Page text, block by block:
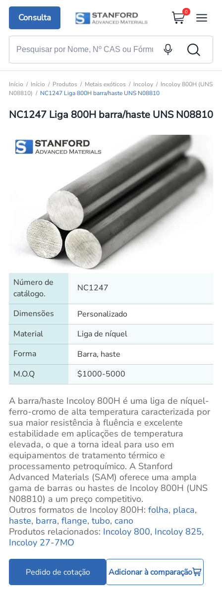
Consulta
0
Início Início Produtos Metais exóticos Incoloy
Incoloy 800H (UNS
N08810)
NC1247 Liga 800H barra/haste UNS N08810
NC1247 Liga 800H barra/haste UNS N08810
Número de
catálogo.
NC1247
Dimensões
Personalizado
Material
Liga de níquel
Forma
Barra, haste
M.O.Q
$1000-5000
A barra/haste Incoloy 800H é uma liga de níquel-
ferro-cromo de alta temperatura caracterizada por
sua maior resistência à fluência e excelente
estabilidade em aplicações de temperatura
elevada, o que a torna ideal para uso em
equipamentos de tratamento térmico e
processamento petroquímico. A Stanford
Advanced Materials (SAM) oferece uma ampla
gama de barras ou hastes de Incoloy 800H (UNS
N08810) a um preço competitivo.
Outros formatos de Incoloy 800H: folha, placa,
haste, barra, flange, tubo, cano
Produtos relacionados: Incoloy 800, Incoloy 825,
Incoloy 27-7MO
Pedido de cotação Adicionar à comparação